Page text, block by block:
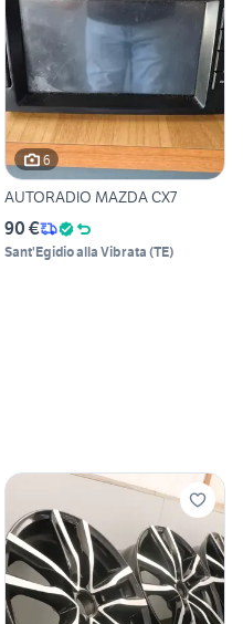
6
AUTORADIO MAZDA CX7
90 €
Sant'Egidio alla Vibrata (TE)